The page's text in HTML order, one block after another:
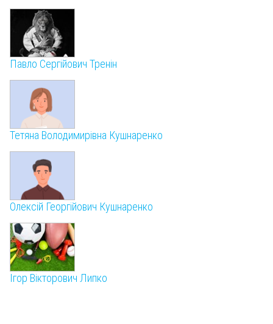
Павло Сергійович Тренін
Тетяна Володимирівна Кушнаренко
Олексій Георгійович Кушнаренко
Ігор Вікторович Липко